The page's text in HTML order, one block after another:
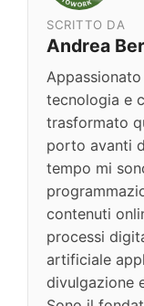
SCRITTO DA
Andrea
tecnologia e
trasformato
porto avanti
tempo mi
contenuti
processi
artificiale
divulgazione